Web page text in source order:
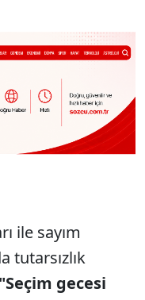
ile sayım
tutarsızlık
"Seçim gecesi